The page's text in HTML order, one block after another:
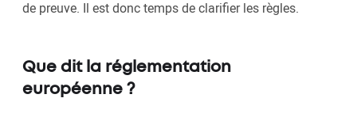
de preuve. Il est donc temps de clarifier les règles.
Que dit la réglementation
européenne ?